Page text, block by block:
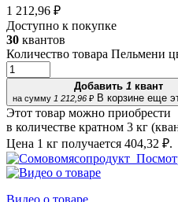
1 212,96 ₽
Доступно к покупке
30 квантов
Количество товара Пельмени
Добавить 1квант
на сумму 1 212,96 ₽ В корзине еще
Этот товар можно приобрести
в количестве кратном 3 кг
Цена 1 кг получается 404,32 ₽.
Видео о товаре